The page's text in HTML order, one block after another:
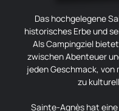
Das hochgelegene Sainte-Agnès ist bekannt für sein
historisches Erbe und
Als Campingziel
zwischen Abenteuer
jeden Geschmack, von
zu
Sainte-Agnès hat eine reiche Geschichte, die bis in die